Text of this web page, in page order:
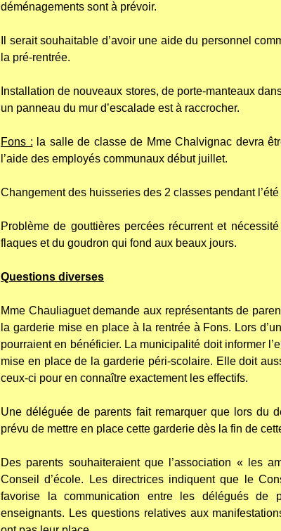
déménagements sont à prévoir.
Il serait souhaitable d’avoir une aide du personnel
la pré-rentrée.
Installation de nouveaux stores, de porte-manteaux
un panneau du mur d’escalade est à raccrocher.
Fons : la salle de classe de Mme Chalvignac devra
l’aide des employés communaux début juillet.
Changement des huisseries des 2 classes pendant
Problème de gouttières percées récurrent et
flaques et du goudron qui fond aux beaux jours.
Questions diverses
Mme Chauliaguet demande aux représentants de
la garderie mise en place à la rentrée à Fons. Lors
pourraient en bénéficier. La municipalité doit informer
mise en place de la garderie péri-scolaire. Elle doit
ceux-ci pour en connaître exactement les effectifs.
Une déléguée de parents fait remarquer que lors du
prévu de mettre en place cette garderie dès la fin de
Des parents souhaiteraient que l’association « les
Conseil d’école. Les directrices indiquent que le
favorise la communication entre les délégués de
enseignants. Les questions relatives aux